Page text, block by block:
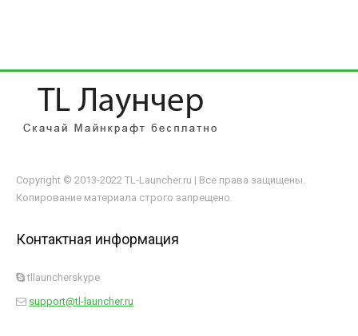
Copyright © 2013-2022 TL-Launcher.ru | Все права защищены.
Копирование материала строго запрещено.
Контактная информация
tllauncherskype
support@tl-launcher.ru